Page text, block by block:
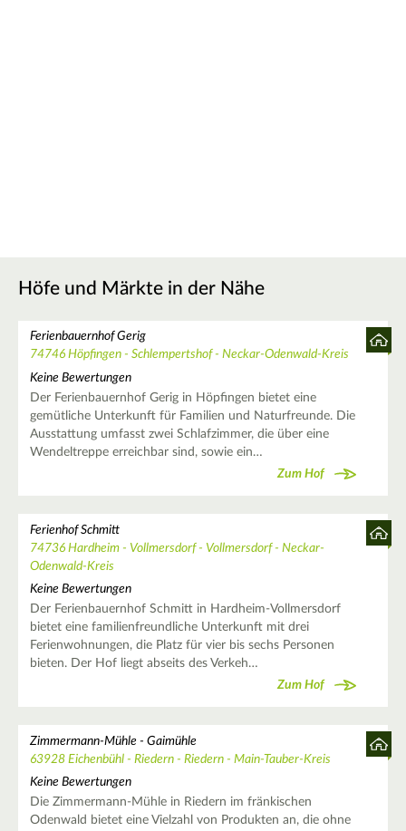
Höfe und Märkte in der Nähe
Ferienbauernhof Gerig
74746 Höpfingen - Schlempertshof - Neckar-Odenwald-Kreis
Keine Bewertungen
Der Ferienbauernhof Gerig in Höpfingen bietet eine
gemütliche Unterkunft für Familien und Naturfreunde. Die
Ausstattung umfasst zwei Schlafzimmer, die über eine
Wendeltreppe erreichbar sind, sowie ein…
Zum Hof
Ferienhof Schmitt
74736 Hardheim - Vollmersdorf - Vollmersdorf - Neckar-
Odenwald-Kreis
Keine Bewertungen
Der Ferienbauernhof Schmitt in Hardheim-Vollmersdorf
bietet eine familienfreundliche Unterkunft mit drei
Ferienwohnungen, die Platz für vier bis sechs Personen
bieten. Der Hof liegt abseits des Verkeh…
Zum Hof
Zimmermann-Mühle - Gaimühle
63928 Eichenbühl - Riedern - Riedern - Main-Tauber-Kreis
Keine Bewertungen
Die Zimmermann-Mühle in Riedern im fränkischen
Odenwald bietet eine Vielzahl von Produkten an, die ohne